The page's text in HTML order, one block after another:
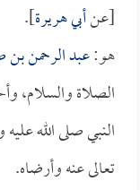
[عنأبي هريرة].
هو:عبد الرحمن
الصلاة والسلام،
النبي صلى الله
تعالى عنه وأرضاه.